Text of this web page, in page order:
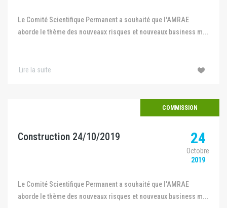
Le Comité Scientifique Permanent a souhaité que l'AMRAE
aborde le thème des nouveaux risques et nouveaux business m...
Lire la suite
COMMISSION
Construction 24/10/2019 24
Octobre
2019
Le Comité Scientifique Permanent a souhaité que l'AMRAE
aborde le thème des nouveaux risques et nouveaux business m...